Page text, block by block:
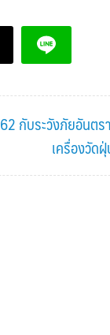
กับระวังภัยอันตร
Next
Post:
เครื่องวัด